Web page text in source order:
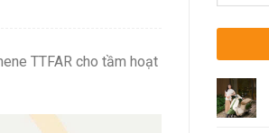
TTFAR cho tầm hoạt